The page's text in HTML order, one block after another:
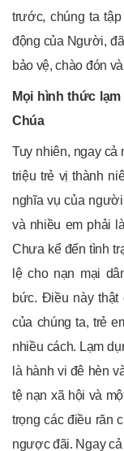
trước, chúng ta
động của Người,
bảo vệ, chào đón
Mọi hình thức
Chúa
Tuy nhiên, ngay cả
triệu trẻ vị thành
nghĩa vụ của
và nhiều em phải
Chưa kể đến tình
lệ cho nạn mại
bức. Điều này thật
của chúng ta, trẻ
nhiều cách. Lạm
là hành vi đê hèn
tệ nạn xã hội và
trọng các điều răn
ngược đãi. Ngay